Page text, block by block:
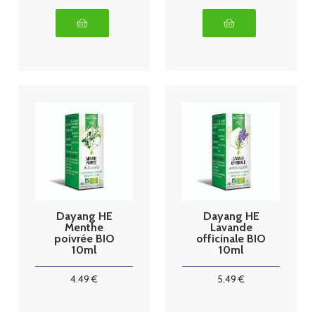
Dayang HE
Menthe
poivrée BIO
10ml
4.49 €
Dayang HE
Lavande
officinale BIO
10ml
5.49 €